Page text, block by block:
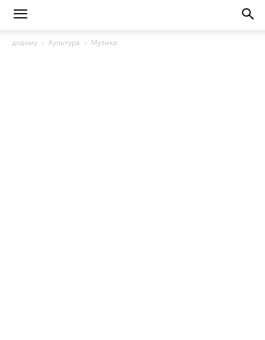
додому Культура Музика